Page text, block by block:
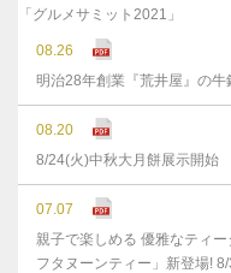
「グルメサミット2021」
08.26
明治28年創業『荒井屋』の
08.20
8/24(火)中秋大月餅展示開始
07.07
親子で楽しめる 優雅なティ
フタヌーンティー」新登場!